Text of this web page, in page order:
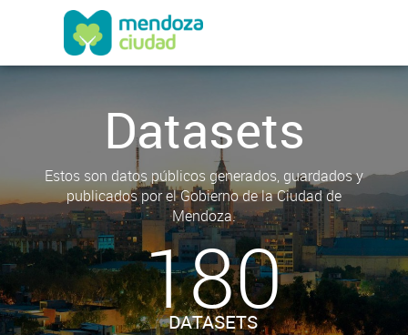
Datasets
Estos son datos públicos generados, guardados y
publicados por el Gobierno de la Ciudad de
Mendoza.
180
DATASETS